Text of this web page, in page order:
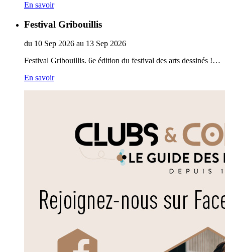
En savoir
Festival Gribouillis
du 10 Sep 2026 au 13 Sep 2026
Festival Gribouillis. 6e édition du festival des arts dessinés !…
En savoir